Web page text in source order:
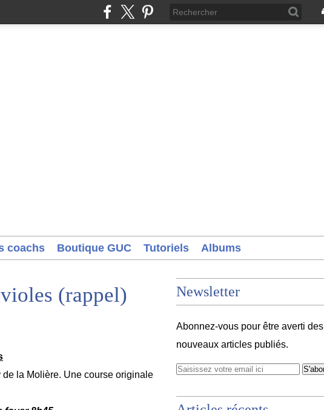
coachs Boutique GUC Tutoriels Albums
(rappel)
la Molière. Une course originale
Newsletter
Abonnez-vous pour être averti des
nouveaux articles publiés.